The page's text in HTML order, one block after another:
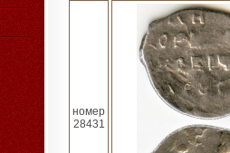
номер
28431